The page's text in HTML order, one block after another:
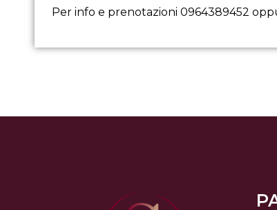
Per info e prenotazioni 0964389452